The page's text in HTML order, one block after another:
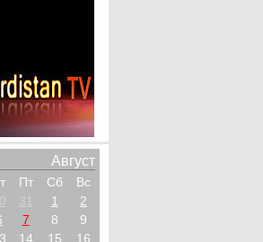
Август
Пт Сб
Вс
31 1
2
7 8
9
14 15
16